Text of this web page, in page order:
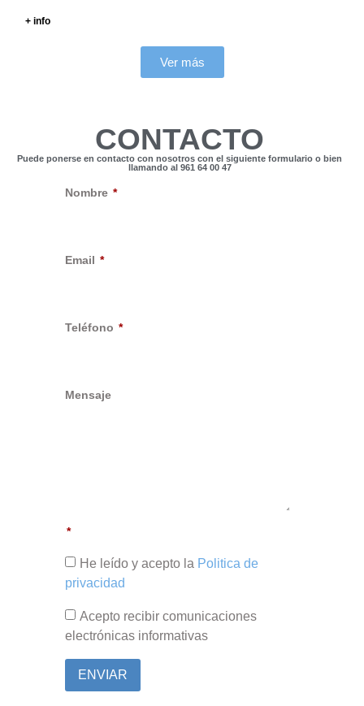
+ info
Ver más
CONTACTO
Puede ponerse en contacto con nosotros con el siguiente formulario o bien
llamando al 961 64 00 47
Nombre
Email
Teléfono
Mensaje
He leído y acepto la Politica de
privacidad
Acepto recibir comunicaciones
electrónicas informativas
ENVIAR